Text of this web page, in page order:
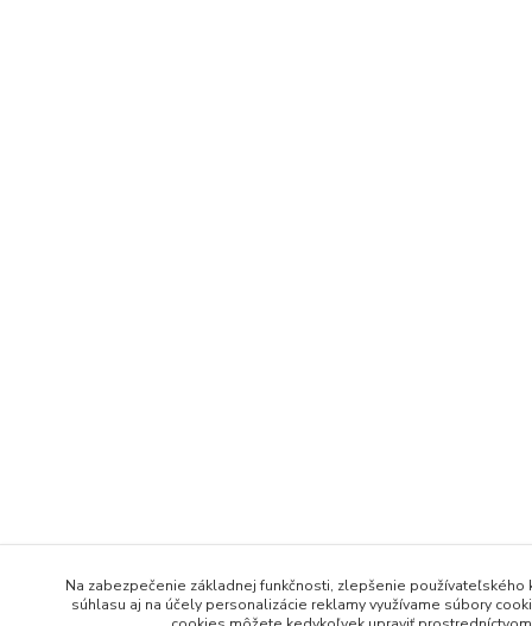
Na zabezpečenie základnej funkčnosti, zlepšenie
súhlasu aj na účely personalizácie reklamy využívame súbory